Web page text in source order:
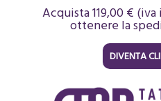
Acquista 119,00 €
ottenere la
DIVENTA